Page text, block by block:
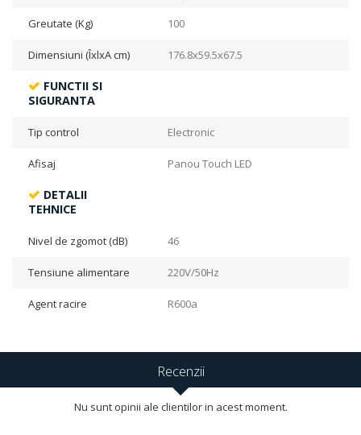
Greutate (Kg) 100
Dimensiuni (ÎxlxA cm) 176.8x59.5x67.5
FUNCTII SI
SIGURANTA
Tip control Electronic
Afisaj Panou Touch LED
DETALII
TEHNICE
Nivel de zgomot (dB) 46
Tensiune alimentare 220V/50Hz
Agent racire R600a
Recenzii
Nu sunt opinii ale clientilor in acest moment.